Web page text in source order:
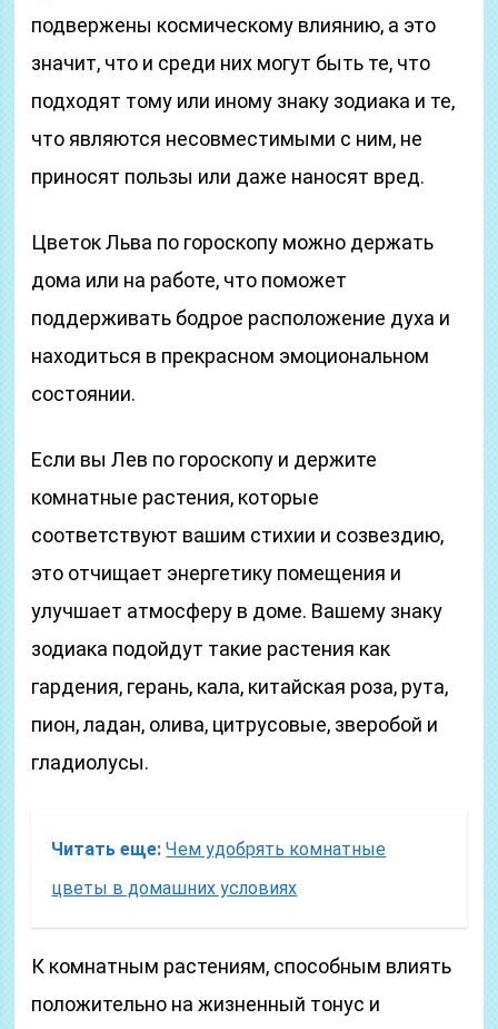
подвержены космическому влиянию, а это
значит, что и среди них могут быть те, что
подходят тому или иному знаку зодиака и те,
что являются несовместимыми с ним, не
приносят пользы или даже наносят вред.
Цветок Льва по гороскопу можно держать
дома или на работе, что поможет
поддерживать бодрое расположение духа и
находиться в прекрасном эмоциональном
состоянии.
Если вы Лев по гороскопу и держите
комнатные растения, которые
соответствуют вашим стихии и созвездию,
это отчищает энергетику помещения и
улучшает атмосферу в доме. Вашему знаку
зодиака подойдут такие растения как
гардения, герань, кала, китайская роза, рута,
пион, ладан, олива, цитрусовые, зверобой и
гладиолусы.
Читать еще: Чем удобрять комнатные
цветы в домашних условиях
К комнатным растениям, способным влиять
положительно на жизненный тонус и